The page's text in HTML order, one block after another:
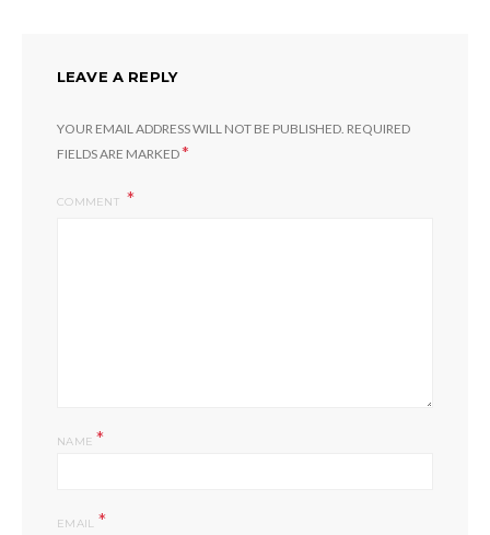
LEAVE A REPLY
YOUR EMAIL ADDRESS WILL NOT BE PUBLISHED. REQUIRED
FIELDS ARE MARKED*
COMMENT
NAME*
EMAIL *